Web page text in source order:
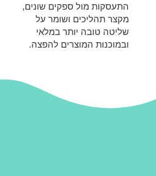
התעסקות מול ספקים שונים,
מקצר תהליכים ושומר על
שליטה טובה יותר במלאי
ובמוכנות המוצרים להפצה.